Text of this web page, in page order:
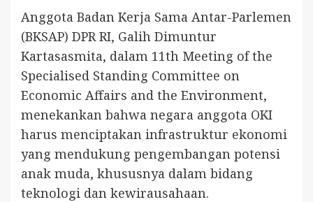
Anggota Badan Kerja Sama Antar-Parlemen
(BKSAP) DPR RI, Galih Dimuntur
Kartasasmita, dalam 11th Meeting of the
Specialised Standing Committee on
Economic Affairs and the Environment,
menekankan bahwa negara anggota OKI
harus menciptakan infrastruktur ekonomi
yang mendukung pengembangan potensi
anak muda, khususnya dalam bidang
teknologi dan kewirausahaan.